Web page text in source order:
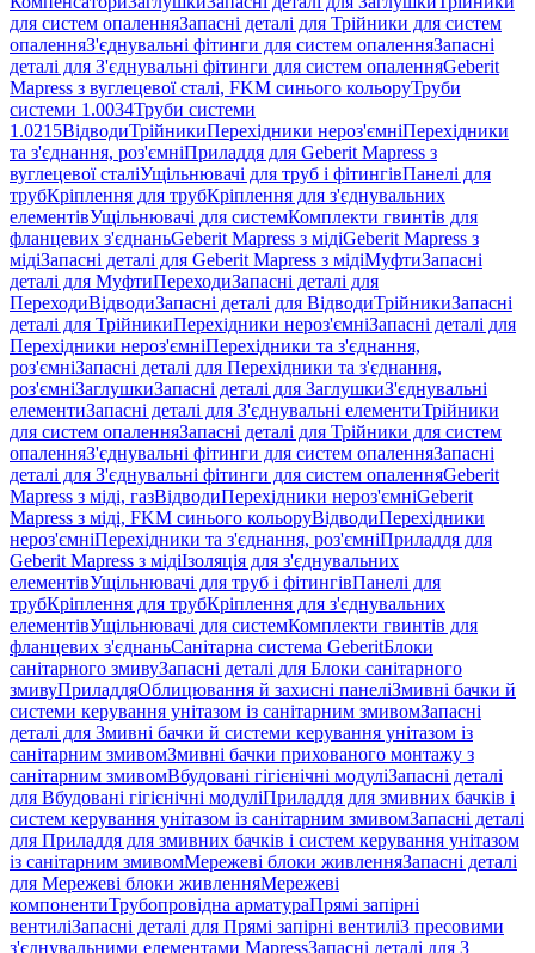
для систем опаленняЗапасні деталі для Трійники для систем
опаленняЗ'єднувальні фітинги для систем опаленняЗапасні
деталі для З'єднувальні фітинги для систем опаленняGeberit
Mapress з вуглецевої сталі, FKM синього кольоруТруби
системи 1.0034Труби системи
1.0215ВідводиТрійникиПерехідники нероз'ємніПерехідники
та з'єднання, роз'ємніПриладдя для Geberit Mapress з
вуглецевої сталіУщільнювачі для труб і фітингівПанелі для
трубКріплення для трубКріплення для з'єднувальних
елементівУщільнювачі для системКомплекти гвинтів для
фланцевих з'єднаньGeberit Mapress з мідіGeberit Mapress з
мідіЗапасні деталі для Geberit Mapress з мідіМуфтиЗапасні
деталі для МуфтиПереходиЗапасні деталі для
ПереходиВідводиЗапасні деталі для ВідводиТрійникиЗапасні
деталі для ТрійникиПерехідники нероз'ємніЗапасні деталі для
Перехідники нероз'ємніПерехідники та з'єднання,
роз'ємніЗапасні деталі для Перехідники та з'єднання,
роз'ємніЗаглушкиЗапасні деталі для ЗаглушкиЗ'єднувальні
елементиЗапасні деталі для З'єднувальні елементиТрійники
для систем опаленняЗапасні деталі для Трійники для систем
опаленняЗ'єднувальні фітинги для систем опаленняЗапасні
деталі для З'єднувальні фітинги для систем опаленняGeberit
Mapress з міді, газВідводиПерехідники нероз'ємніGeberit
Mapress з міді, FKM синього кольоруВідводиПерехідники
нероз'ємніПерехідники та з'єднання, роз'ємніПриладдя для
Geberit Mapress з мідіІзоляція для з'єднувальних
елементівУщільнювачі для труб і фітингівПанелі для
трубКріплення для трубКріплення для з'єднувальних
елементівУщільнювачі для системКомплекти гвинтів для
фланцевих з'єднаньСанітарна система GeberitБлоки
санітарного змивуЗапасні деталі для Блоки санітарного
змивуПриладдяОблицювання й захисні панеліЗмивні бачки й
системи керування унітазом із санітарним змивомЗапасні
деталі для Змивні бачки й системи керування унітазом із
санітарним змивомЗмивні бачки прихованого монтажу з
санітарним змивомВбудовані гігієнічні модуліЗапасні деталі
для Вбудовані гігієнічні модуліПриладдя для змивних бачків і
систем керування унітазом із санітарним змивомЗапасні деталі
для Приладдя для змивних бачків і систем керування унітазом
із санітарним змивомМережеві блоки живленняЗапасні деталі
для Мережеві блоки живленняМережеві
компонентиТрубопровідна арматураПрямі запірні
вентиліЗапасні деталі для Прямі запірні вентиліЗ пресовими
з'єднувальними елементами MapressЗапасні деталі для З